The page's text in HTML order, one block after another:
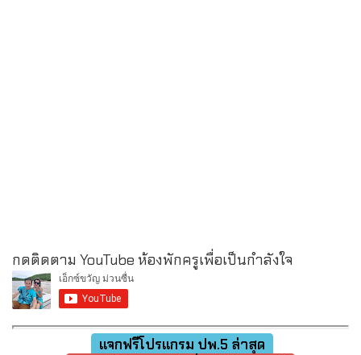
กดติดตาม YouTube ห้องพักครูเพื่อเป็นกำลังใจ
แจกฟรีโปรแกรม ปพ.5 ล่าสุด